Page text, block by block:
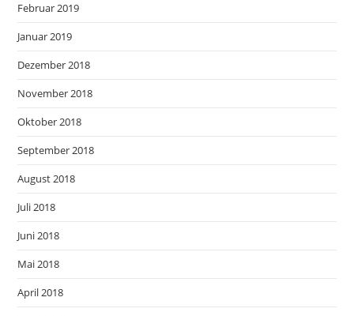
Februar 2019
Januar 2019
Dezember 2018
November 2018
Oktober 2018
September 2018
August 2018
Juli 2018
Juni 2018
Mai 2018
April 2018